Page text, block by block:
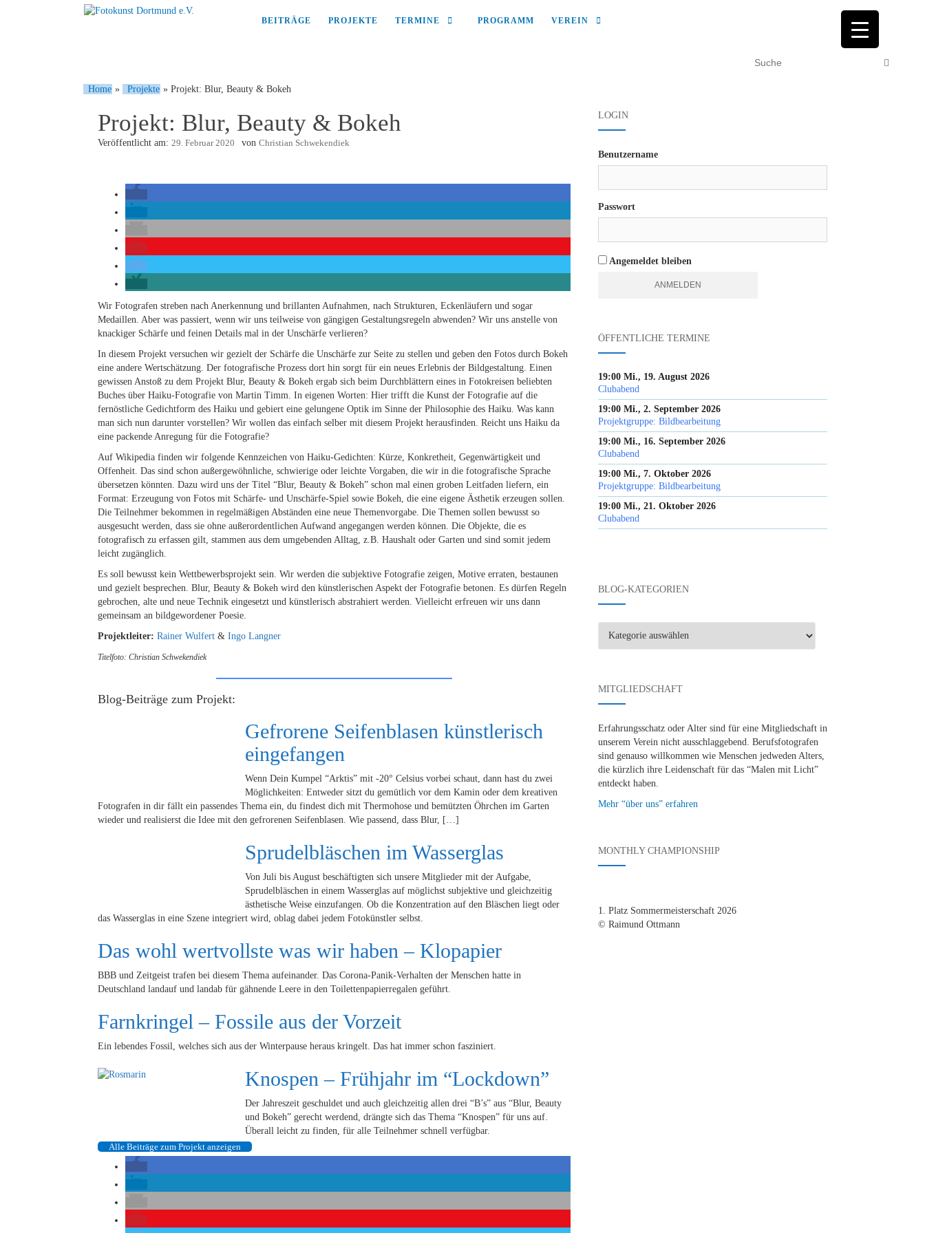
BEITRÄGE PROJEKTE TERMINE PROGRAMM VEREIN
Home » Projekte » Projekt: Blur, Beauty & Bokeh
Projekt: Blur, Beauty & Bokeh
Veröffentlicht am: 29. Februar 2020 von Christian Schwekendiek
Wir Fotografen streben nach Anerkennung und brillanten Aufnahmen, nach Strukturen, Eckenläufern und sogar
Medaillen. Aber was passiert, wenn wir uns teilweise von gängigen Gestaltungsregeln abwenden? Wir uns anstelle von
knackiger Schärfe und feinen Details mal in der Unschärfe verlieren?
In diesem Projekt versuchen wir gezielt der Schärfe die Unschärfe zur Seite zu stellen und geben den Fotos durch Bokeh
eine andere Wertschätzung. Der fotografische Prozess dort hin sorgt für ein neues Erlebnis der Bildgestaltung. Einen
gewissen Anstoß zu dem Projekt Blur, Beauty & Bokeh ergab sich beim Durchblättern eines in Fotokreisen beliebten
Buches über Haiku-Fotografie von Martin Timm. In eigenen Worten: Hier trifft die Kunst der Fotografie auf die
fernöstliche Gedichtform des Haiku und gebiert eine gelungene Optik im Sinne der Philosophie des Haiku. Was kann
man sich nun darunter vorstellen? Wir wollen das einfach selber mit diesem Projekt herausfinden. Reicht uns Haiku da
eine packende Anregung für die Fotografie?
Auf Wikipedia finden wir folgende Kennzeichen von Haiku-Gedichten: Kürze, Konkretheit, Gegenwärtigkeit und
Offenheit. Das sind schon außergewöhnliche, schwierige oder leichte Vorgaben, die wir in die fotografische Sprache
übersetzen könnten. Dazu wird uns der Titel “Blur, Beauty & Bokeh” schon mal einen groben Leitfaden liefern, ein
Format: Erzeugung von Fotos mit Schärfe- und Unschärfe-Spiel sowie Bokeh, die eine eigene Ästhetik erzeugen sollen.
Die Teilnehmer bekommen in regelmäßigen Abständen eine neue Themenvorgabe. Die Themen sollen bewusst so
ausgesucht werden, dass sie ohne außerordentlichen Aufwand angegangen werden können. Die Objekte, die es
fotografisch zu erfassen gilt, stammen aus dem umgebenden Alltag, z.B. Haushalt oder Garten und sind somit jedem
leicht zugänglich.
Es soll bewusst kein Wettbewerbsprojekt sein. Wir werden die subjektive Fotografie zeigen, Motive erraten, bestaunen
und gezielt besprechen. Blur, Beauty & Bokeh wird den künstlerischen Aspekt der Fotografie betonen. Es dürfen Regeln
gebrochen, alte und neue Technik eingesetzt und künstlerisch abstrahiert werden. Vielleicht erfreuen wir uns dann
gemeinsam an bildgewordener Poesie.
Projektleiter: Rainer Wulfert & Ingo Langner
Titelfoto: Christian Schwekendiek
Blog-Beiträge zum Projekt:
Gefrorene Seifenblasen künstlerisch
eingefangen
Wenn Dein Kumpel “Arktis” mit -20° Celsius vorbei schaut, dann hast du zwei
Möglichkeiten: Entweder sitzt du gemütlich vor dem Kamin oder dem kreativen
Fotografen in dir fällt ein passendes Thema ein, du findest dich mit Thermohose und bemützten Öhrchen im Garten
wieder und realisierst die Idee mit den gefrorenen Seifenblasen. Wie passend, dass Blur, […]
Sprudelbläschen im Wasserglas
Von Juli bis August beschäftigten sich unsere Mitglieder mit der Aufgabe,
Sprudelbläschen in einem Wasserglas auf möglichst subjektive und gleichzeitig
ästhetische Weise einzufangen. Ob die Konzentration auf den Bläschen liegt oder
das Wasserglas in eine Szene integriert wird, oblag dabei jedem Fotokünstler selbst.
Das wohl wertvollste was wir haben – Klopapier
BBB und Zeitgeist trafen bei diesem Thema aufeinander. Das Corona-Panik-Verhalten der Menschen hatte in
Deutschland landauf und landab für gähnende Leere in den Toilettenpapierregalen geführt.
Farnkringel – Fossile aus der Vorzeit
Ein lebendes Fossil, welches sich aus der Winterpause heraus kringelt. Das hat immer schon fasziniert.
Knospen – Frühjahr im “Lockdown”
Der Jahreszeit geschuldet und auch gleichzeitig allen drei “B’s” aus “Blur, Beauty
und Bokeh” gerecht werdend, drängte sich das Thema “Knospen” für uns auf.
Überall leicht zu finden, für alle Teilnehmer schnell verfügbar.
Alle Beiträge zum Projekt anzeigen
LOGIN
Benutzername
Passwort
Angemeldet bleiben
ÖFFENTLICHE TERMINE
19:00 Mi., 19. August 2026
Clubabend
19:00 Mi., 2. September 2026
Projektgruppe: Bildbearbeitung
19:00 Mi., 16. September 2026
Clubabend
19:00 Mi., 7. Oktober 2026
Projektgruppe: Bildbearbeitung
19:00 Mi., 21. Oktober 2026
Clubabend
BLOG-KATEGORIEN
Kategorien
MITGLIEDSCHAFT
Erfahrungsschatz oder Alter sind für eine Mitgliedschaft in
unserem Verein nicht ausschlaggebend. Berufsfotografen
sind genauso willkommen wie Menschen jedweden Alters,
die kürzlich ihre Leidenschaft für das “Malen mit Licht”
entdeckt haben.
Mehr “über uns” erfahren
MONTHLY CHAMPIONSHIP
1. Platz Sommermeisterschaft 2026
© Raimund Ottmann